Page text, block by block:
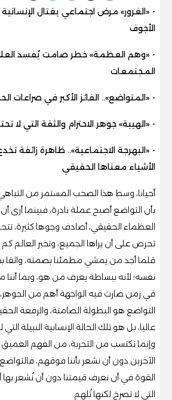
- «الغرور» مرض اجتماعي يغتال
الأجوف
- «وهم العظمة» خطر صامت يُفسد
المجتمعات
- «المتواضع».. الفائز الأكبر في صراعات
- «الهيبة» جوهر الاحترام والثقة التي لا
- «البهرجة الاجتماعية».. ظاهرة زائفة
الأشياء معناها الحقيقي
أحيانا، وسط هذا الصخب المستمر من
بأن التواضع أصبح عملة نادرة، فبينما أرى
العظماء الحقيقي، أصادف وجوها كثيرة،
تحرص على أن يراها الجميع، وتخبر العالم
قلما أجد من يمشي مطمئنا بصمته، واثقا
نفسه؛ لأنه ببساطة يعرف من هو، وبما
في زمن صارت فيه الواجهة أهم من الجوهر،
التواضع هو البطولة الصامتة، والرفعة
عاليا، بل هو تلك الحالة الإنسانية النبيلة
وإنما تكتسب من التجربة، من الفهم العميق
الآخرين دون أن نشعر بأننا فوقهم،
القوة في أن نعرف قيمتنا دون أن نُشعر بها
التي لا تصرخ لكنها تُلهم.